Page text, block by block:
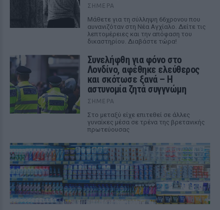
ΣΉΜΕΡΑ
Μάθετε για τη σύλληψη 66χρονου που
αυνανιζόταν στη Νέα Αγχίαλο. Δείτε τις
λεπτομέρειες και την απόφαση του
δικαστηρίου. Διαβάστε τώρα!
Συνελήφθη για φόνο στο
Λονδίνο, αφέθηκε ελεύθερος
και σκότωσε ξανά – Η
αστυνομία ζητά συγγνώμη
ΣΉΜΕΡΑ
Στο μεταξύ είχε επιτεθεί σε άλλες
γυναίκες μέσα σε τρένα της βρετανικής
πρωτεύουσας